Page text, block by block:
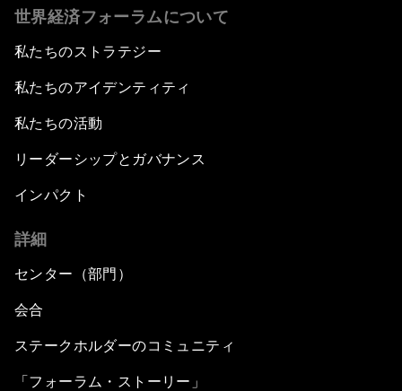
世界経済フォーラムについて
私たちのストラテジー
私たちのアイデンティティ
私たちの活動
リーダーシップとガバナンス
インパクト
詳細
センター（部門）
会合
ステークホルダーのコミュニティ
「フォーラム・ストーリー」